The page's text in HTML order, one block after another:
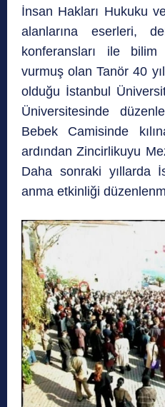
İnsan Hakları Hukuku
alanlarına eserleri,
konferansları ile bilim
vurmuş olan Tanör 40
olduğu İstanbul
Üniversitesinde
Bebek Camisinde
ardından Zincirlikuyu
Daha sonraki yıllarda
anma etkinliği